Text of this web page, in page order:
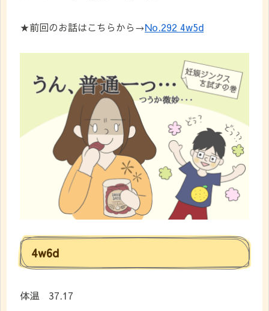
★前回のお話はこちらから→No.292 4w5d
4w6d
体温 37.17